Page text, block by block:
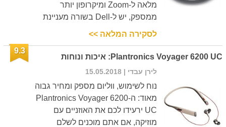
מלאה ל-Zoom ומיקרופון יותר
ממספק, יש ל-Dell בשורה מעניינת
לסקירה המלאה >>
Plantronics Voyager 6200 UC: איכות ונוחות
9.3
לירן עבדי | 15.05.2018
נוח לשימוש, ווליום מספק ומחיר גבוה
מאוד: ה-Plantronics Voyager 6200
UC ירעידו לכם את האוזניים עם
מוזיקה, אם אתם מוכנים לשלם